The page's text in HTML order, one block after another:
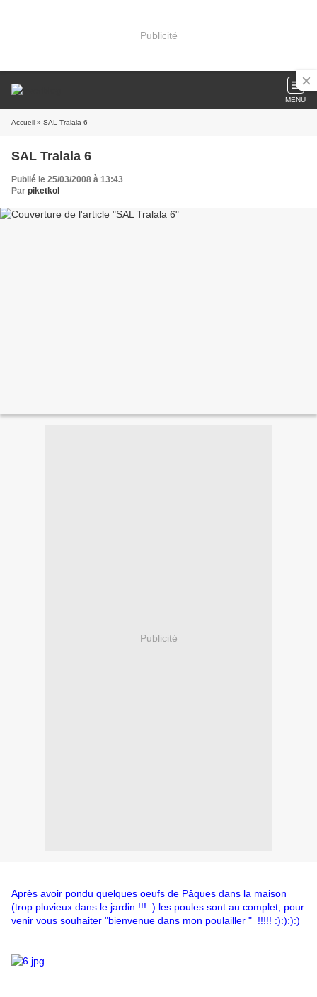
Publicité
MENU
Accueil » SAL Tralala 6
SAL Tralala 6
Publié le 25/03/2008 à 13:43
Par piketkol
Publicité
Après avoir pondu quelques oeufs de Pâques dans la maison
(trop pluvieux dans le jardin !!! :) les poules sont au complet, pour
venir vous souhaiter "bienvenue dans mon poulailler " !!!!! :):):):)